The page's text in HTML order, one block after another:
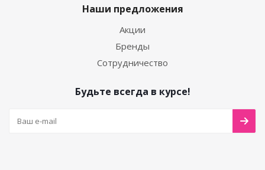
Наши предложения
Акции
Бренды
Сотрудничество
Будьте всегда в курсе!